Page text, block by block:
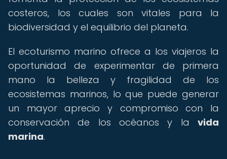
costeros, los cuales son vitales para la
biodiversidad y el equilibrio del planeta.
El ecoturismo marino ofrece a los viajeros la
oportunidad de experimentar de primera
mano la belleza y fragilidad de los
ecosistemas marinos, lo que puede generar
un mayor aprecio y compromiso con la
conservación de los océanos y la vida
marina.